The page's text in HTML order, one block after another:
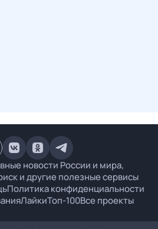
новости России и мира,
и другие полезные сервисы
Политика конфиденциальности
ЛайкиТоп-100Все проекты